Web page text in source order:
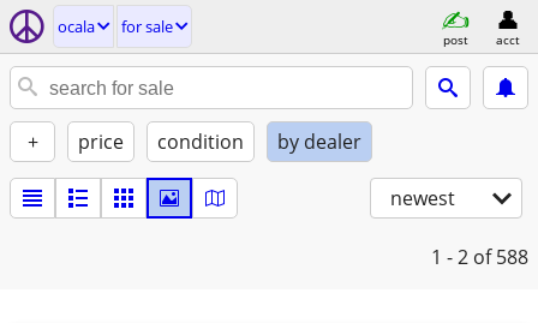
ocala for sale
post acct
+ price condition by dealer
newest
1 - 2 of 588